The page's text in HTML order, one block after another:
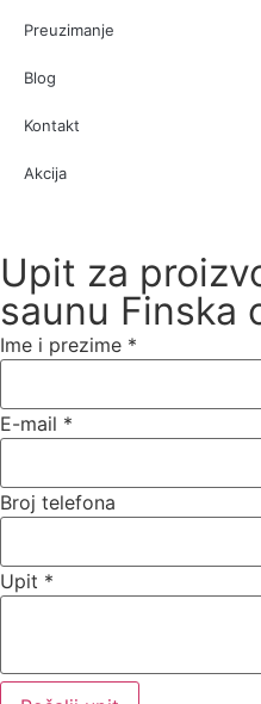
Preuzimanje
Blog
Kontakt
Akcija
Upit za
saunu Finska
Ime i prezime *
E-mail *
Broj telefona
Upit *